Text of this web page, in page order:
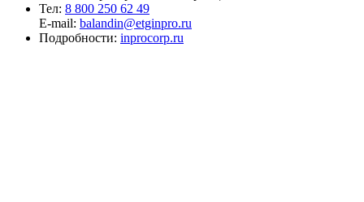
Тел: 8 800 250 62 49
E-mail: balandin@etginpro.ru
Подробности: inprocorp.ru